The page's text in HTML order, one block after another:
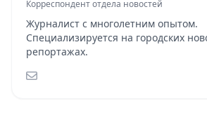
Корреспондент отдела новостей
Журналист с многолетним опытом.
Специализируется на городских
репортажах.